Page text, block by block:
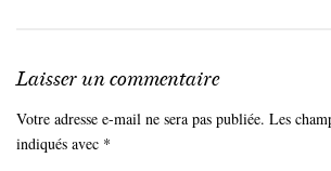
Laisser un commentaire
Votre adresse e-mail ne sera pas publiée. Les
indiqués avec *